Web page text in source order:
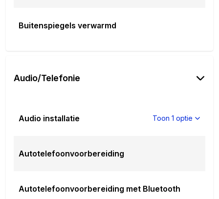
Buitenspiegels verwarmd
Audio/Telefonie
Audio installatie Toon 1 optie
Autotelefoonvoorbereiding
Autotelefoonvoorbereiding met Bluetooth